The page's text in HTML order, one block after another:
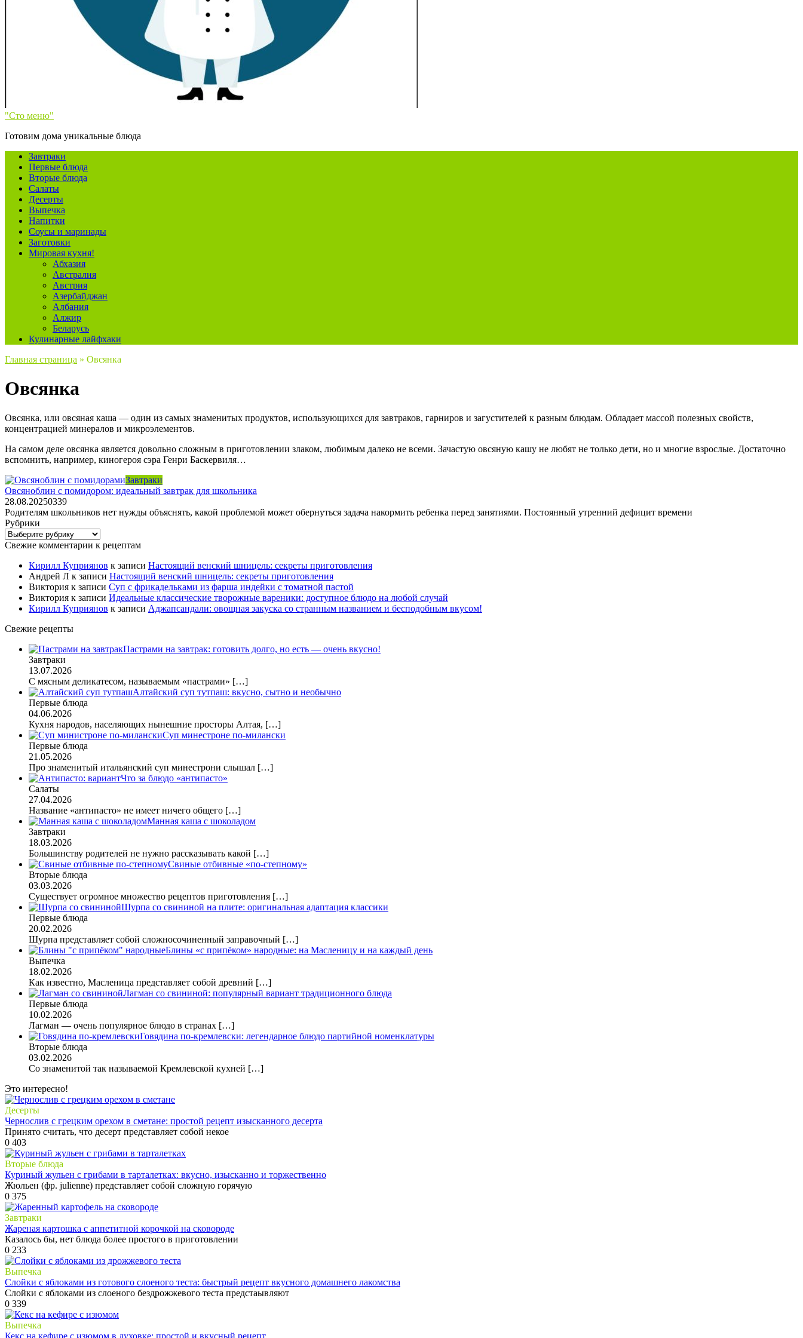
"Сто меню"
Готовим дома уникальные блюда
Завтраки
Первые блюда
Вторые блюда
Салаты
Десерты
Выпечка
Напитки
Соусы и маринады
Заготовки
Мировая кухня!
Абхазия
Австралия
Австрия
Азербайджан
Албания
Алжир
Беларусь
Кулинарные лайфхаки
Главная страница » Овсянка
Овсянка
Овсянка, или овсяная каша — один из самых знаменитых продуктов, использующихся для завтраков, гарниров и загустителей к разным блюдам. Обладает массой полезных свойств,
концентрацией минералов и микроэлементов.
На самом деле овсянка является довольно сложным в приготовлении злаком, любимым далеко не всеми. Зачастую овсяную кашу не любят не только дети, но и многие взрослые. Достаточно
вспомнить, например, киногероя сэра Генри Баскервиля…
Завтраки
Овсяноблин с помидором: идеальный завтрак для школьника
28.08.20250339
Родителям школьников нет нужды объяснять, какой проблемой может обернуться задача накормить ребенка перед занятиями. Постоянный утренний дефицит времени
Рубрики
Рубрики
Свежие комментарии к рецептам
Кирилл Куприянов к записи Настоящий венский шницель: секреты приготовления
Андрей Л к записи Настоящий венский шницель: секреты приготовления
Виктория к записи Суп с фрикадельками из фарша индейки с томатной пастой
Виктория к записи Идеальные классические творожные вареники: доступное блюдо на любой случай
Кирилл Куприянов к записи Аджапсандали: овощная закуска со странным названием и бесподобным вкусом!
Свежие рецепты
Пастрами на завтрак: готовить долго, но есть — очень вкусно!
Завтраки
13.07.2026
С мясным деликатесом, называемым «пастрами» […]
Алтайский суп тутпаш: вкусно, сытно и необычно
Первые блюда
04.06.2026
Кухня народов, населяющих нынешние просторы Алтая, […]
Суп минестроне по-милански
Первые блюда
21.05.2026
Про знаменитый итальянский суп минестрони слышал […]
Что за блюдо «антипасто»
Салаты
27.04.2026
Название «антипасто» не имеет ничего общего […]
Манная каша с шоколадом
Завтраки
18.03.2026
Большинству родителей не нужно рассказывать какой […]
Свиные отбивные «по-степному»
Вторые блюда
03.03.2026
Существует огромное множество рецептов приготовления […]
Шурпа со свининой на плите: оригинальная адаптация классики
Первые блюда
20.02.2026
Шурпа представляет собой сложносочиненный заправочный […]
Блины «с припёком» народные: на Масленицу и на каждый день
Выпечка
18.02.2026
Как известно, Масленица представляет собой древний […]
Лагман со свининой: популярный вариант традиционного блюда
Первые блюда
10.02.2026
Лагман — очень популярное блюдо в странах […]
Говядина по-кремлевски: легендарное блюдо партийной номенклатуры
Вторые блюда
03.02.2026
Со знаменитой так называемой Кремлевской кухней […]
Это интересно!
Десерты
Чернослив с грецким орехом в сметане: простой рецепт изысканного десерта
Принято считать, что десерт представляет собой некое
0 403
Вторые блюда
Куриный жульен с грибами в тарталетках: вкусно, изысканно и торжественно
Жюльен (фр. julienne) представляет собой сложную горячую
0 375
Завтраки
Жареная картошка с аппетитной корочкой на сковороде
Казалось бы, нет блюда более простого в приготовлении
0 233
Выпечка
Cлойки с яблоками из готового слоеного теста: быстрый рецепт вкусного домашнего лакомства
Слойки с яблоками из слоеного бездрожжевого теста предстаывляют
0 339
Выпечка
Кекс на кефире с изюмом в духовке: простой и вкусный рецепт